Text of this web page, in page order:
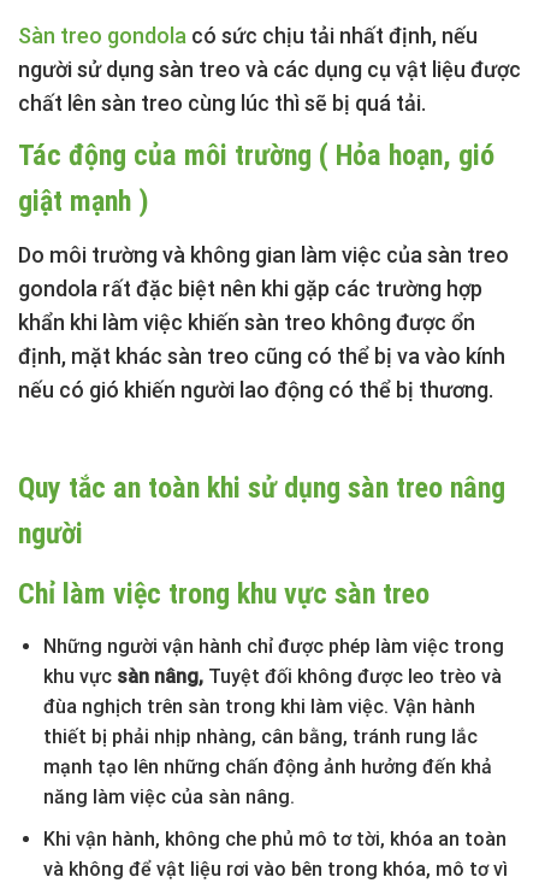
Sàn treo gondola có sức chịu tải nhất định, nếu
người sử dụng sàn treo và các dụng cụ vật liệu được
chất lên sàn treo cùng lúc thì sẽ bị quá tải.
Tác động của môi trường ( Hỏa hoạn, gió
giật mạnh )
Do môi trường và không gian làm việc của sàn treo
gondola rất đặc biệt nên khi gặp các trường hợp
khẩn khi làm việc khiến sàn treo không được ổn
định, mặt khác sàn treo cũng có thể bị va vào kính
nếu có gió khiến người lao động có thể bị thương.
Quy tắc an toàn khi sử dụng sàn treo nâng
người
Chỉ làm việc trong khu vực sàn treo
Những người vận hành chỉ được phép làm việc trong
khu vực sàn nâng,Tuyệt đối không được leo trèo và
đùa nghịch trên sàn trong khi làm việc. Vận hành
thiết bị phải nhịp nhàng, cân bằng, tránh rung lắc
mạnh tạo lên những chấn động ảnh hưởng đến khả
năng làm việc của sàn nâng.
Khi vận hành, không che phủ mô tơ tời, khóa an toàn
và không để vật liệu rơi vào bên trong khóa, mô tơ vì